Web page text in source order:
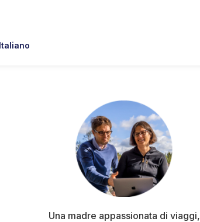
Italiano
Barra
laterale
primaria
Una madre appassionata di viaggi,